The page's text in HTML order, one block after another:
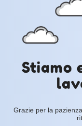
Stiamo
Grazie per la